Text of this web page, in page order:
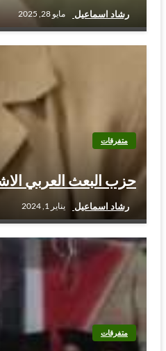
رشاد اسماعيل مايو 28, 2025
متفرقات
حزب البعث العربي
رشاد اسماعيل يناير 1, 2024
متفرقات